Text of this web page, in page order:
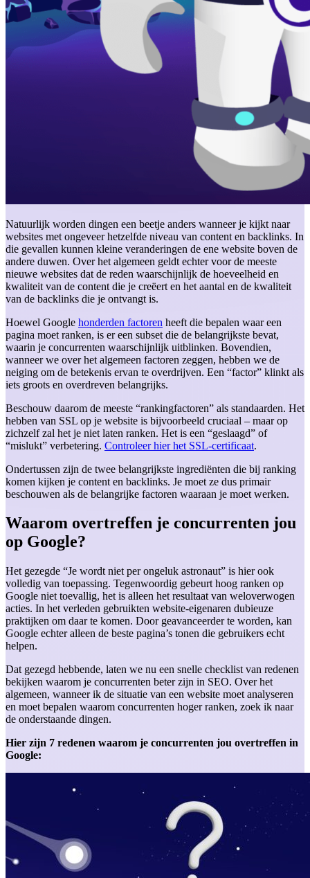
Natuurlijk worden dingen een beetje anders wanneer je kijkt naar
websites met ongeveer hetzelfde niveau van content en backlinks. In
die gevallen kunnen kleine veranderingen de ene website boven de
andere duwen. Over het algemeen geldt echter voor de meeste
nieuwe websites dat de reden waarschijnlijk de hoeveelheid en
kwaliteit van de content die je creëert en het aantal en de kwaliteit
van de backlinks die je ontvangt is.
Hoewel Google honderden factoren heeft die bepalen waar een
pagina moet ranken, is er een subset die de belangrijkste bevat,
waarin je concurrenten waarschijnlijk uitblinken. Bovendien,
wanneer we over het algemeen factoren zeggen, hebben we de
neiging om de betekenis ervan te overdrijven. Een “factor” klinkt als
iets groots en overdreven belangrijks.
Beschouw daarom de meeste “rankingfactoren” als standaarden. Het
hebben van SSL op je website is bijvoorbeeld cruciaal – maar op
zichzelf zal het je niet laten ranken. Het is een “geslaagd” of
“mislukt” verbetering. Controleer hier het SSL-certificaat.
Ondertussen zijn de twee belangrijkste ingrediënten die bij ranking
komen kijken je content en backlinks. Je moet ze dus primair
beschouwen als de belangrijke factoren waaraan je moet werken.
Waarom overtreffen je concurrenten jou
op Google?
Het gezegde “Je wordt niet per ongeluk astronaut” is hier ook
volledig van toepassing. Tegenwoordig gebeurt hoog ranken op
Google niet toevallig, het is alleen het resultaat van weloverwogen
acties. In het verleden gebruikten website-eigenaren dubieuze
praktijken om daar te komen. Door geavanceerder te worden, kan
Google echter alleen de beste pagina’s tonen die gebruikers echt
helpen.
Dat gezegd hebbende, laten we nu een snelle checklist van redenen
bekijken waarom je concurrenten beter zijn in SEO. Over het
algemeen, wanneer ik de situatie van een website moet analyseren
en moet bepalen waarom concurrenten hoger ranken, zoek ik naar
de onderstaande dingen.
Hier zijn 7 redenen waarom je concurrenten jou overtreffen in
Google: